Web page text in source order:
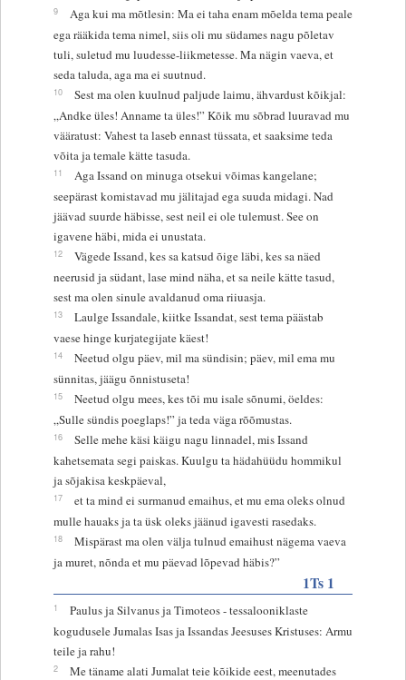
9
Aga kui ma mõtlesin: Ma ei taha enam mõelda tema peale
ega rääkida tema nimel, siis oli mu südames nagu põletav
tuli, suletud mu luudesse-liikmetesse. Ma nägin vaeva, et
seda taluda, aga ma ei suutnud.
10
Sest ma olen kuulnud paljude laimu, ähvardust kõikjal:
„Andke üles! Anname ta üles!” Kõik mu sõbrad luuravad mu
vääratust: Vahest ta laseb ennast tüssata, et saaksime teda
võita ja temale kätte tasuda.
11
Aga Issand on minuga otsekui võimas kangelane;
seepärast komistavad mu jälitajad ega suuda midagi. Nad
jäävad suurde häbisse, sest neil ei ole tulemust. See on
igavene häbi, mida ei unustata.
12
Vägede Issand, kes sa katsud õige läbi, kes sa näed
neerusid ja südant, lase mind näha, et sa neile kätte tasud,
sest ma olen sinule avaldanud oma riiuasja.
13
Laulge Issandale, kiitke Issandat, sest tema päästab
vaese hinge kurjategijate käest!
14
Neetud olgu päev, mil ma sündisin; päev, mil ema mu
sünnitas, jäägu õnnistuseta!
15
Neetud olgu mees, kes tõi mu isale sõnumi, öeldes:
„Sulle sündis poeglaps!” ja teda väga rõõmustas.
16
Selle mehe käsi käigu nagu linnadel, mis Issand
kahetsemata segi paiskas. Kuulgu ta hädahüüdu hommikul
ja sõjakisa keskpäeval,
17
et ta mind ei surmanud emaihus, et mu ema oleks olnud
mulle hauaks ja ta üsk oleks jäänud igavesti rasedaks.
18
Mispärast ma olen välja tulnud emaihust nägema vaeva
ja muret, nõnda et mu päevad lõpevad häbis?”
1Ts 1
1
Paulus ja Silvanus ja Timoteos - tessalooniklaste
kogudusele Jumalas Isas ja Issandas Jeesuses Kristuses: Armu
teile ja rahu!
2
Me täname alati Jumalat teie kõikide eest, meenutades